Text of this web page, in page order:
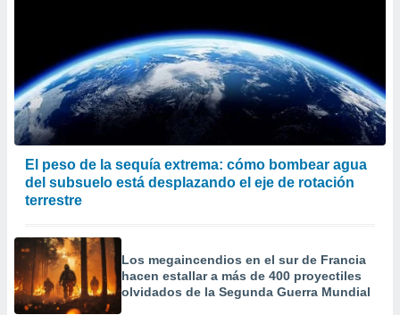
El peso de la sequía extrema: cómo bombear agua
del subsuelo está desplazando el eje de rotación
terrestre
Los megaincendios en el sur de Francia
hacen estallar a más de 400 proyectiles
olvidados de la Segunda Guerra Mundial